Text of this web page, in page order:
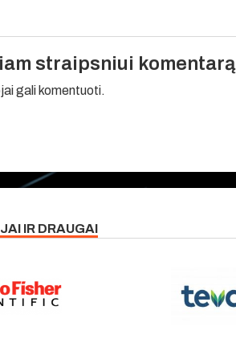
straipsniui komentarą
gali komentuoti.
IR DRAUGAI